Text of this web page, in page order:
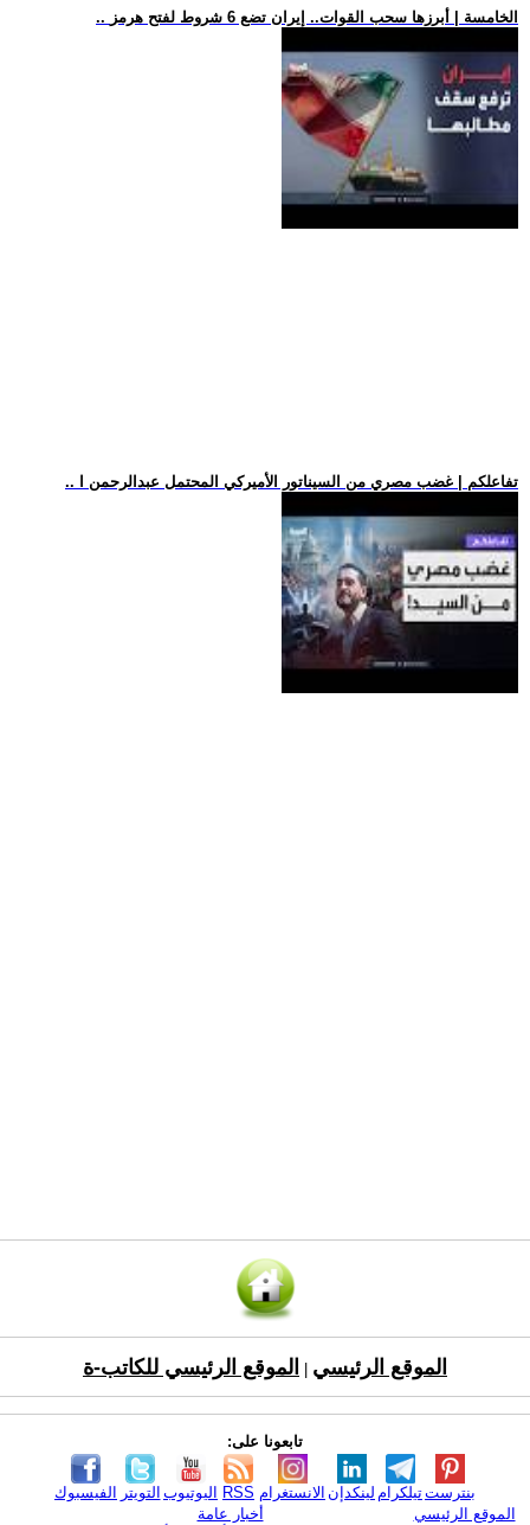
.. الخامسة | أبرزها سحب القوات.. إيران تضع 6 شروط لفتح هرمز
.. تفاعلكم | غضب مصري من السيناتور الأميركي المحتمل عبدالرحمن ا
الموقع الرئيسي الموقع الرئيسي للكاتب-ة
تابعونا على:
الفيسبوك التويتر اليوتيوب RSS الانستغرام لينكدإن تيلكرامبنترست
الموقع الرئيسي
أخبار عامة